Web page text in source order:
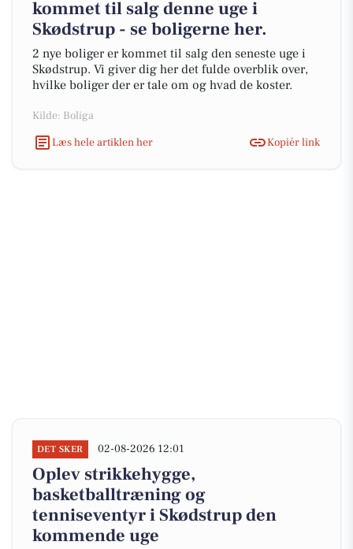
kommet til salg denne uge i
Skødstrup - se boligerne her.
2 nye boliger er kommet til salg den seneste uge i
Skødstrup. Vi giver dig her det fulde overblik over,
hvilke boliger der er tale om og hvad de koster.
Kilde: Boliga
Læs hele artiklen her
Kopiér link
DET SKER 02-08-2026 12:01
Oplev strikkehygge,
basketballtræning og
tenniseventyr i Skødstrup den
kommende uge